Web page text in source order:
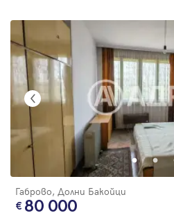
Габрово, Долни Бакойци
80 000